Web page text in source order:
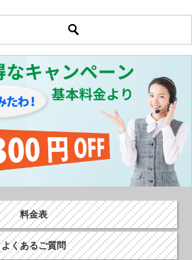
料金表
よくあるご質問